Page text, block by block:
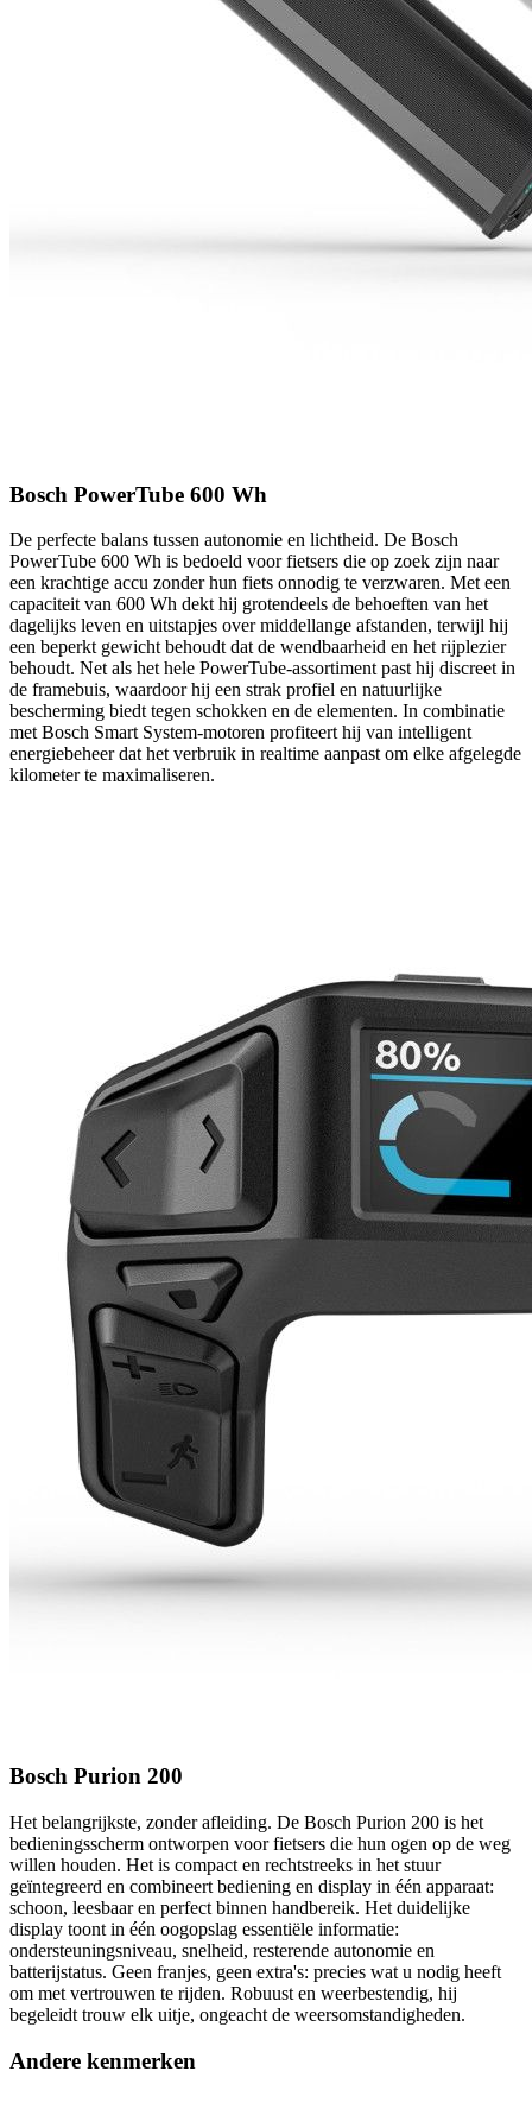
Bosch PowerTube 600 Wh
De perfecte balans tussen autonomie en lichtheid. De Bosch
PowerTube 600 Wh is bedoeld voor fietsers die op zoek zijn naar
een krachtige accu zonder hun fiets onnodig te verzwaren. Met een
capaciteit van 600 Wh dekt hij grotendeels de behoeften van het
dagelijks leven en uitstapjes over middellange afstanden, terwijl hij
een beperkt gewicht behoudt dat de wendbaarheid en het rijplezier
behoudt. Net als het hele PowerTube-assortiment past hij discreet in
de framebuis, waardoor hij een strak profiel en natuurlijke
bescherming biedt tegen schokken en de elementen. In combinatie
met Bosch Smart System-motoren profiteert hij van intelligent
energiebeheer dat het verbruik in realtime aanpast om elke afgelegde
kilometer te maximaliseren.
Bosch Purion 200
Het belangrijkste, zonder afleiding. De Bosch Purion 200 is het
bedieningsscherm ontworpen voor fietsers die hun ogen op de weg
willen houden. Het is compact en rechtstreeks in het stuur
geïntegreerd en combineert bediening en display in één apparaat:
schoon, leesbaar en perfect binnen handbereik. Het duidelijke
display toont in één oogopslag essentiële informatie:
ondersteuningsniveau, snelheid, resterende autonomie en
batterijstatus. Geen franjes, geen extra's: precies wat u nodig heeft
om met vertrouwen te rijden. Robuust en weerbestendig, hij
begeleidt trouw elk uitje, ongeacht de weersomstandigheden.
Andere kenmerken